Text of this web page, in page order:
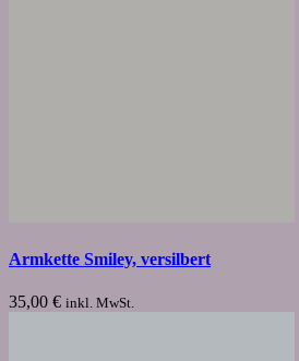
Armkette Smiley, versilbert
35,00 € inkl. MwSt.